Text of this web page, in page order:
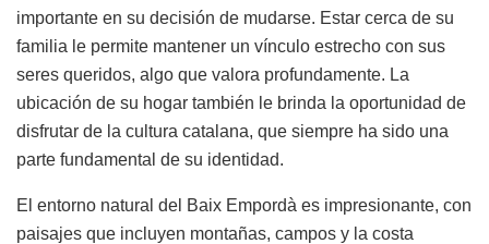
importante en su decisión de mudarse. Estar cerca de su
familia le permite mantener un vínculo estrecho con sus
seres queridos, algo que valora profundamente. La
ubicación de su hogar también le brinda la oportunidad de
disfrutar de la cultura catalana, que siempre ha sido una
parte fundamental de su identidad.
El entorno natural del Baix Empordà es impresionante, con
paisajes que incluyen montañas, campos y la costa